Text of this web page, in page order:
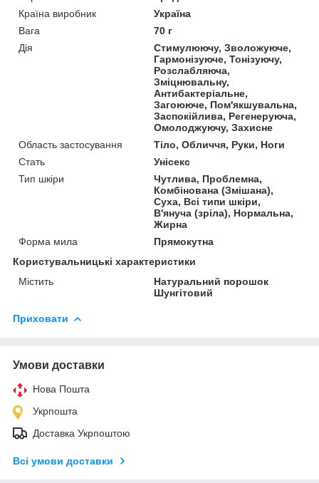
Країна виробник
Україна
Вага
70 г
Дія
Стимулюючу, Зволожуюче,
Гармонізуюче, Тонізуючу,
Розслабляюча,
Зміцнювальну,
Антибактеріальне,
Загоююче, Пом'якшувальна,
Заспокійлива, Регенеруюча,
Омолоджуючу, Захисне
Область застосування
Тіло, Обличчя, Руки, Ноги
Стать
Унісекс
Тип шкіри
Чутлива, Проблемна,
Комбінована (Змішана),
Суха, Всі типи шкіри,
В'януча (зріла), Нормальна,
Жирна
Форма мила
Прямокутна
Користувальницькі характеристики
Містить
Натуральний порошок
Шунгітовий
Приховати
Умови доставки
Нова Пошта
Укрпошта
Доставка Укрпоштою
Всі умови доставки